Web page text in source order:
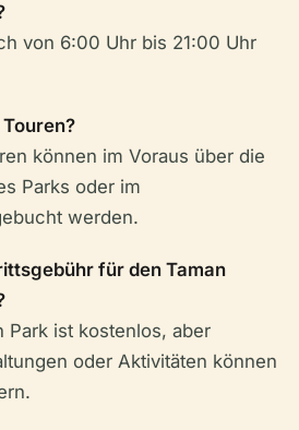
von 6:00 Uhr bis 21:00 Uhr
können im Voraus über die
Parks oder im
werden.
für den Taman
Park ist kostenlos, aber
oder Aktivitäten können